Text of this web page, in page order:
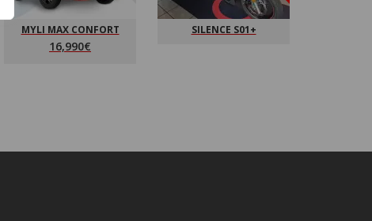
MYLI MAX CONFORT
16,990€
SILENCE S01+